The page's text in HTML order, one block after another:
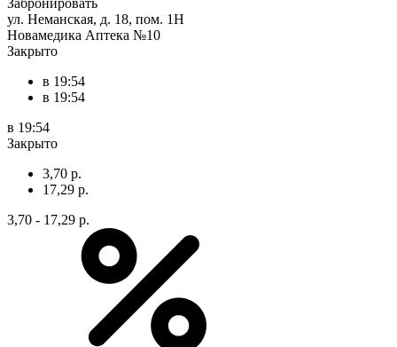
ул. Неманская, д. 18, пом. 1Н
Новамедика Аптека №10
Закрыто
в 19:54
в 19:54
в 19:54
Закрыто
3,70 р.
17,29 р.
3,70 - 17,29 р.